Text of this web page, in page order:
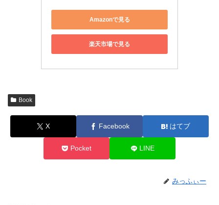
Amazonで見る
楽天市場で見る
Book
X Facebook はてブ
Pocket LINE
みっふぃー